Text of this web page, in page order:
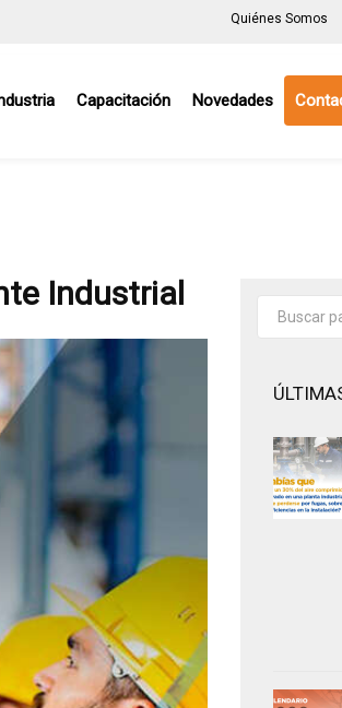
Quiénes Somos
Capacitación Novedades
Industrial